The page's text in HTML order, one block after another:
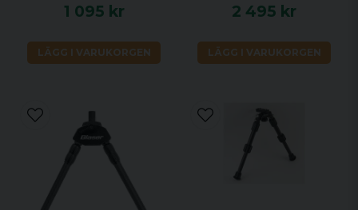
1 095 kr
LÄGG I VARUKORGEN
2 495 kr
LÄGG I VARUKORGEN